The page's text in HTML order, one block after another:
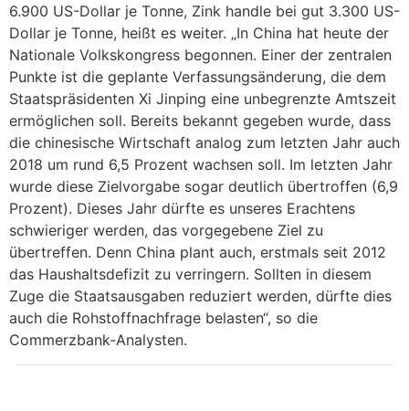
6.900 US-Dollar je Tonne, Zink handle bei gut 3.300 US-
Dollar je Tonne, heißt es weiter. „In China hat heute der
Nationale Volkskongress begonnen. Einer der zentralen
Punkte ist die geplante Verfassungsänderung, die dem
Staatspräsidenten Xi Jinping eine unbegrenzte Amtszeit
ermöglichen soll. Bereits bekannt gegeben wurde, dass
die chinesische Wirtschaft analog zum letzten Jahr auch
2018 um rund 6,5 Prozent wachsen soll. Im letzten Jahr
wurde diese Zielvorgabe sogar deutlich übertroffen (6,9
Prozent). Dieses Jahr dürfte es unseres Erachtens
schwieriger werden, das vorgegebene Ziel zu
übertreffen. Denn China plant auch, erstmals seit 2012
das Haushaltsdefizit zu verringern. Sollten in diesem
Zuge die Staatsausgaben reduziert werden, dürfte dies
auch die Rohstoffnachfrage belasten“, so die
Commerzbank-Analysten.